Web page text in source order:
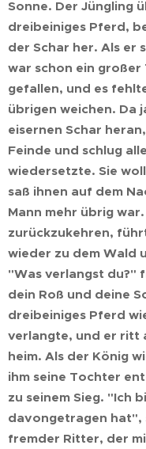
Sonne. Der Jüngling
dreibeiniges Pferd,
der Schar her. Als er
war schon ein großer
gefallen, und es
übrigen weichen. Da
eisernen Schar
Feinde und schlug
wiedersetzte. Sie
saß ihnen auf dem
Mann mehr übrig
zurückzukehren,
wieder zu dem Wald
"Was verlangst du?"
dein Roß und deine
dreibeiniges Pferd
verlangte, und er ritt
heim. Als der König
ihm seine Tochter
zu seinem Sieg. "Ich
davongetragen hat",
fremder Ritter, der